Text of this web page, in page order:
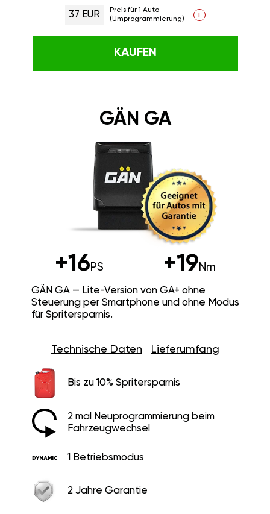
37 EUR
Preis für 1 Auto
(Umprogrammierung)
i
KAUFEN
GÄN GA
+16PS +19Nm
GÄN GA — Lite-Version von GA+ ohne
Steuerung per Smartphone und ohne Modus
für Spritersparnis.
Technische Daten Lieferumfang
Bis zu 10% Spritersparnis
2 mal Neuprogrammierung beim
Fahrzeugwechsel
1 Betriebsmodus
2 Jahre Garantie